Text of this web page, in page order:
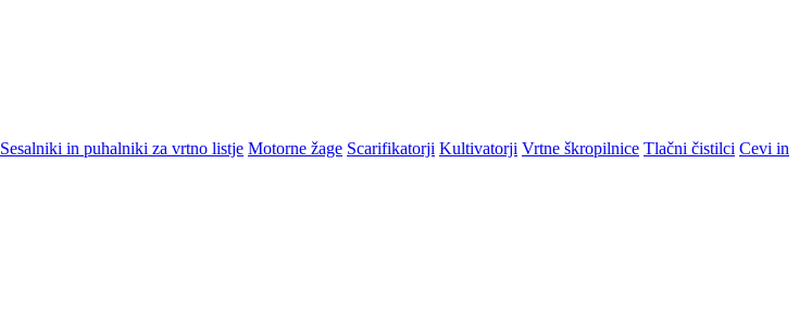
Sesalniki in puhalniki za vrtno listje Motorne žage Scarifikatorji Kultivatorji Vrtne škropilnice Tlačni čistilci Cevi in